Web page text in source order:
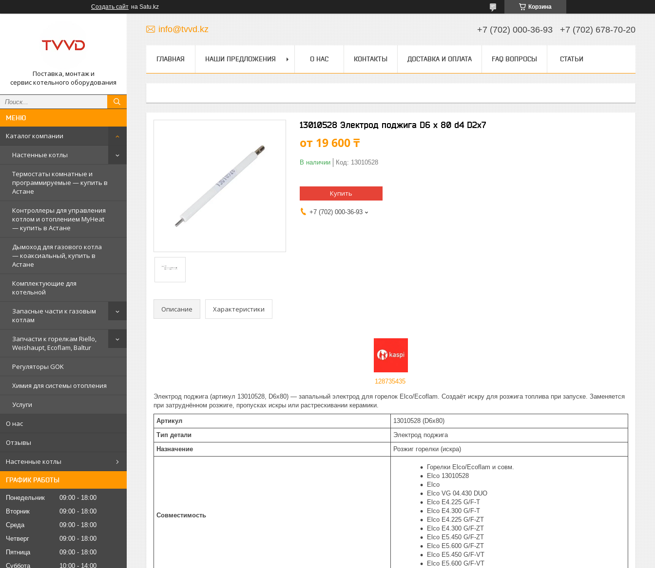
Создать сайт на Satu.kz Корзина
Поставка, монтаж и
сервис котельного оборудования
Каталог компании
Настенные котлы
Термостаты комнатные и
программируемые — купить в
Астане
Контроллеры для управления
котлом и отоплением MyHeat
— купить в Астане
Дымоход для газового котла
— коаксиальный, купить в
Астане
Комплектующие для
котельной
Запасные части к газовым
котлам
Запчасти к горелкам Riello,
Weishaupt, Ecoflam, Baltur
Регуляторы GOK
Химия для системы отопления
Услуги
О нас
Отзывы
Настенные котлы
ГРАФИК РАБОТЫ
Понедельник 09:00
18:00
Вторник
09:00
18:00
Среда
09:00
18:00
Четверг
09:00
18:00
Пятница
09:00
18:00
Суббота
10:00
14:00
info@tvvd.kz +7 (702) 000-36-93 +7 (702) 678-70-20
ГЛАВНАЯ НАШИ ПРЕДЛОЖЕНИЯ О НАС КОНТАКТЫ ДОСТАВКА И ОПЛАТА FAQ ВОПРОСЫ СТАТЬИ
13010528 Электрод поджига D6 x 80 d4 D2x7
от 19 600 ₸
В наличии Код: 13010528
Купить
+7 (702) 000-36-93
Описание Характеристики
128735435
Электрод поджига (артикул 13010528, D6x80) — запальный электрод для горелок Elco/Ecoflam. Создаёт искру для розжига топлива при запуске. Заменяется
при затруднённом розжиге, пропусках искры или растрескивании керамики.
Артикул
13010528 (D6x80)
Тип детали
Электрод поджига
Назначение
Розжиг горелки (искра)
Совместимость
Горелки Elco/Ecoflam и совм.
Elco 13010528
Elco
Elco VG 04.430 DUO
Elco E4.225 G/F-T
Elco E4.300 G/F-T
Elco E4.225 G/F-ZT
Elco E4.300 G/F-ZT
Elco E5.450 G/F-ZT
Elco E5.600 G/F-ZT
Elco E5.450 G/F-VT
Elco E5.600 G/F-VT